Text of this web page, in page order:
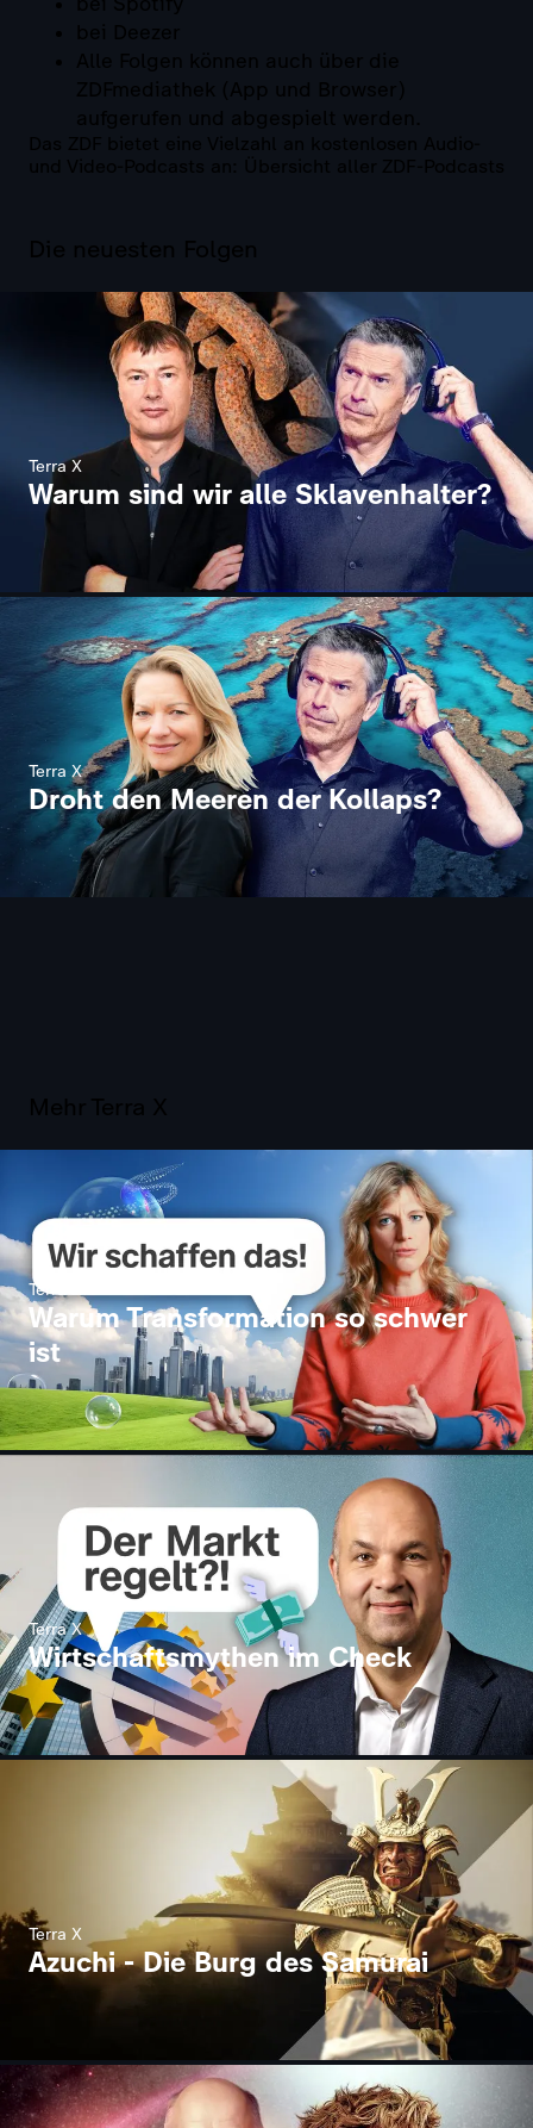
bei Deezer
Alle Folgen können auch über die
ZDFmediathek (App und Browser)
aufgerufen und abgespielt werden.
Das ZDF bietet eine Vielzahl an kostenlosen Audio-
und Video-Podcasts an: Übersicht aller ZDF-Podcasts
Die neuesten Folgen
Terra X
Warum sind wir alle Sklavenhalter?
Terra X
Droht den Meeren der Kollaps?
Mehr Terra X
Terra X
Warum Transformation so schwer
ist
Terra X
Wirtschaftsmythen im Check
Terra X
Azuchi - Die Burg des Samurai